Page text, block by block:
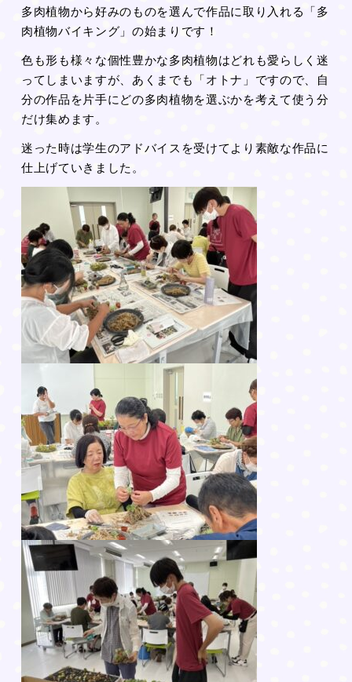
多肉植物から好みのものを選んで作品に取り入れる「多
肉植物バイキング」の始まりです！
色も形も様々な個性豊かな多肉植物はどれも愛らしく迷
ってしまいますが、あくまでも「オトナ」ですので、自
分の作品を片手にどの多肉植物を選ぶかを考えて使う分
だけ集めます。
迷った時は学生のアドバイスを受けてより素敵な作品に
仕上げていきました。